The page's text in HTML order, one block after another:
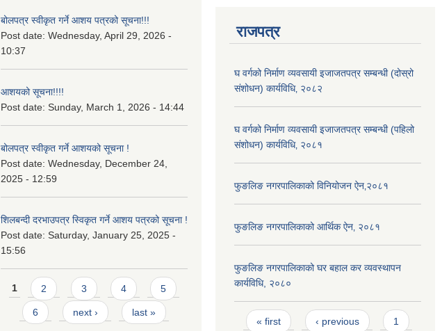
बोलपत्र स्वीकृत गर्ने आशय पत्रको सूचना!!!
Post date: Wednesday, April 29, 2026 -
10:37
आशयको सूचना!!!!
Post date: Sunday, March 1, 2026 - 14:44
बोलपत्र स्वीकृत गर्ने आशयको सूचना !
Post date: Wednesday, December 24,
2025 - 12:59
शिलबन्दी दरभाउपत्र स्विकृत गर्ने आशय पत्रको सूचना !
Post date: Saturday, January 25, 2025 -
15:56
Pages
1 2 3 4 5
6 next › last »
राजपत्र
घ वर्गको निर्माण व्यवसायी इजाजतपत्र सम्बन्धी (दोस्रो
संशोधन) कार्यविधि‚ २०८२
घ वर्गको निर्माण व्यवसायी इजाजतपत्र सम्बन्धी (पहिलो
संशोधन) कार्यविधि‚ २०८१
फुङलिङ नगरपालिकाको विनियोजन ऐन‚२०८१
फुङलिङ नगरपालिकाको आर्थिक ऐन‚ २०८१
फुङलिङ नगरपालिकाको घर बहाल कर व्यवस्थापन
कार्यविधि, २०८०
Pages
« first ‹ previous 1